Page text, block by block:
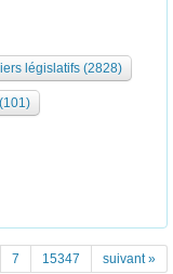
législatifs (2828)
7 15347 suivant »